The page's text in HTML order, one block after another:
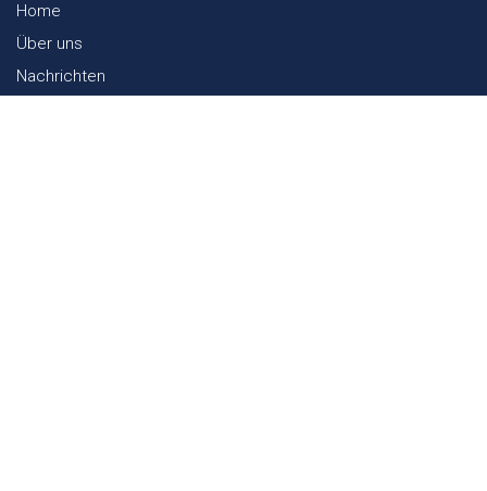
Home
Über uns
Nachrichten